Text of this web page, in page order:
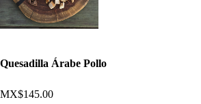
Quesadilla Árabe Pollo
MX$145.00